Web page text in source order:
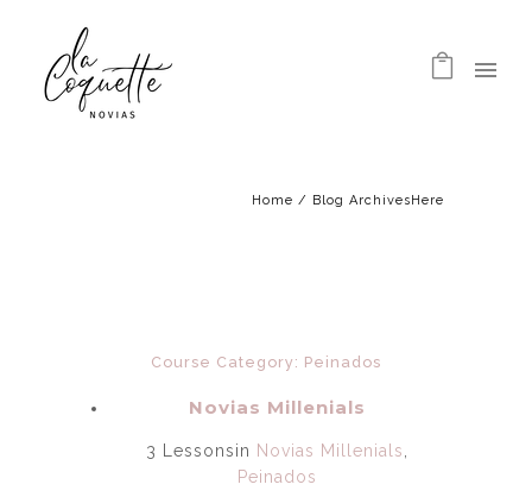
Home / Blog ArchivesHere
Course Category: Peinados
Novias Millenials
3 Lessonsin Novias Millenials
Peinados